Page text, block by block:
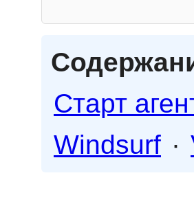
Старт
Windsurf ·